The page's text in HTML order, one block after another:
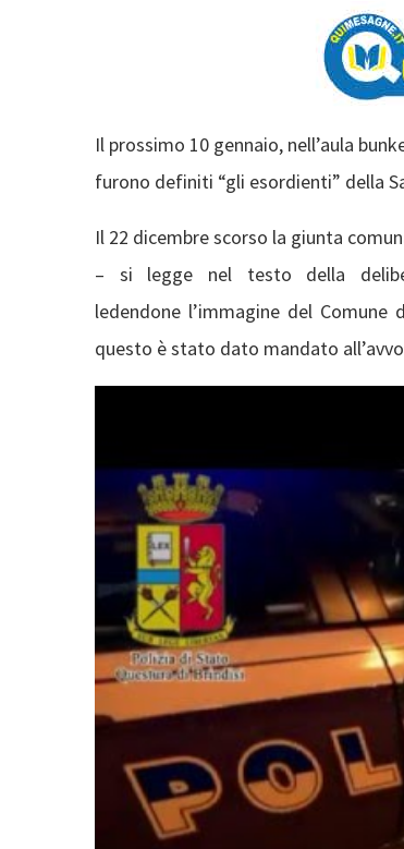
Il prossimo 10 gennaio, nell’aula
furono definiti “gli esordienti” della
Il 22 dicembre scorso la giunta
– si legge nel testo della
ledendone l’immagine del
questo è stato dato mandato